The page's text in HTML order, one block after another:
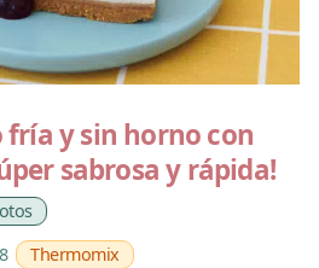
fría y sin horno con
sabrosa y rápida!
Thermomix